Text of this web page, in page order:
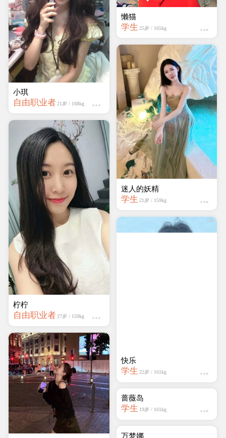
小琪
自由职业者 21岁 / 168kg
柠柠
自由职业者 27岁 / 159kg
懒猫
学生 25岁 / 165kg
迷人的妖精
学生 21岁 / 159kg
快乐
学生 22岁 / 161kg